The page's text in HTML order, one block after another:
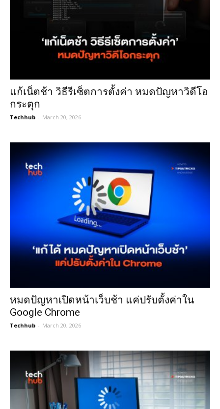
แก้เน็ตช้า วิธีรีเซ็ตการตั้งค่า หมดปัญหาวิดีโอ
กระตุก
Techhub - March 20, 2026
หมดปัญหาเปิดหน้าเว็บช้า แค่ปรับตั้งค่าใน
Google Chrome
Techhub - March 20, 2026